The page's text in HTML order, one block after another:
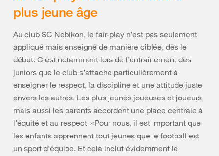
plus jeune âge
Au club SC Nebikon, le fair-play n’est pas seulement
appliqué mais enseigné de manière ciblée, dès le
début. C’est notamment lors de l’entraînement des
juniors que le club s’attache particulièrement à
enseigner le respect, la discipline et une attitude juste
envers les autres. Les plus jeunes joueuses et joueurs
mais aussi les parents accordent une place centrale à
l’équité et au respect. «Pour nous, il est important que
les enfants apprennent tout jeunes que le football est
un sport d’équipe. Et cela inclut évidemment le